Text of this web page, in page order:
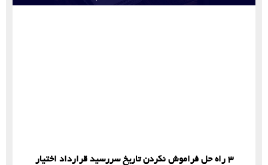
3 راه حل فراموش نکردن تاریخ سررسید قرارداد اختیار